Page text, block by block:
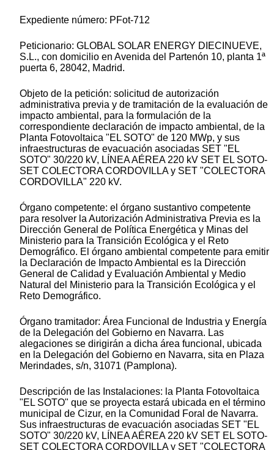
Expediente número: PFot-712
Peticionario: GLOBAL SOLAR ENERGY DIECINUEVE,
S.L., con domicilio en Avenida del Partenón 10, planta 1ª
puerta 6, 28042, Madrid.
Objeto de la petición: solicitud de autorización
administrativa previa y de tramitación de la evaluación de
impacto ambiental, para la formulación de la
correspondiente declaración de impacto ambiental, de la
Planta Fotovoltaica "EL SOTO" de 120 MWp, y sus
infraestructuras de evacuación asociadas SET "EL
SOTO" 30/220 kV, LÍNEA AÉREA 220 kV SET EL SOTO-
SET COLECTORA CORDOVILLA y SET "COLECTORA
CORDOVILLA" 220 kV.
Órgano competente: el órgano sustantivo competente
para resolver la Autorización Administrativa Previa es la
Dirección General de Política Energética y Minas del
Ministerio para la Transición Ecológica y el Reto
Demográfico. El órgano ambiental competente para emitir
la Declaración de Impacto Ambiental es la Dirección
General de Calidad y Evaluación Ambiental y Medio
Natural del Ministerio para la Transición Ecológica y el
Reto Demográfico.
Órgano tramitador: Área Funcional de Industria y Energía
de la Delegación del Gobierno en Navarra. Las
alegaciones se dirigirán a dicha área funcional, ubicada
en la Delegación del Gobierno en Navarra, sita en Plaza
Merindades, s/n, 31071 (Pamplona).
Descripción de las Instalaciones: la Planta Fotovoltaica
"EL SOTO" que se proyecta estará ubicada en el término
municipal de Cizur, en la Comunidad Foral de Navarra.
Sus infraestructuras de evacuación asociadas SET "EL
SOTO" 30/220 kV, LÍNEA AÉREA 220 kV SET EL SOTO-
SET COLECTORA CORDOVILLA y SET "COLECTORA